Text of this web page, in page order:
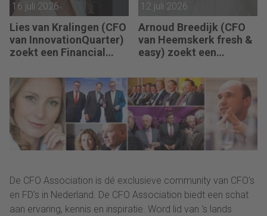
16 juli 2026
Lies van Kralingen (CFO
van InnovationQuarter)
zoekt een Financial
betekent dat de
rapportagecyclus
sneller, slimmer en
betrouwbaarder
verloopt.”
12 juli 2026
Arnoud Breedijk (CFO
van Heemskerk fresh &
easy) zoekt een
Finance Controller: “De
transitie van ons
Finance team is in volle
gang.”
De CFO Association is dé exclusieve community van CFO's
en FD's in Nederland. De CFO Association biedt een schat
aan ervaring, kennis en inspiratie. Word lid van ‘s lands